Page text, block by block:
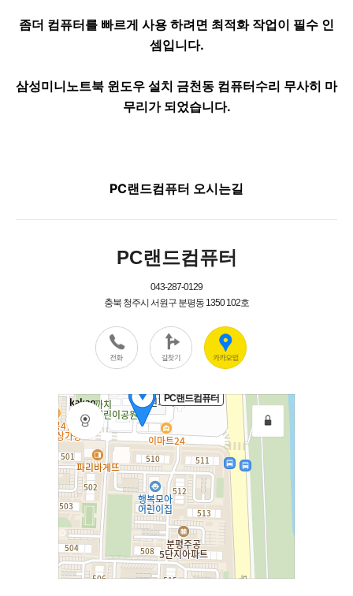
좀더 컴퓨터를 빠르게 사용 하려면 최적화 작업이 필수 인
셈입니다.
삼성미니노트북 윈도우 설치 금천동 컴퓨터수리 무사히 마
무리가 되었습니다.
PC랜드컴퓨터 오시는길